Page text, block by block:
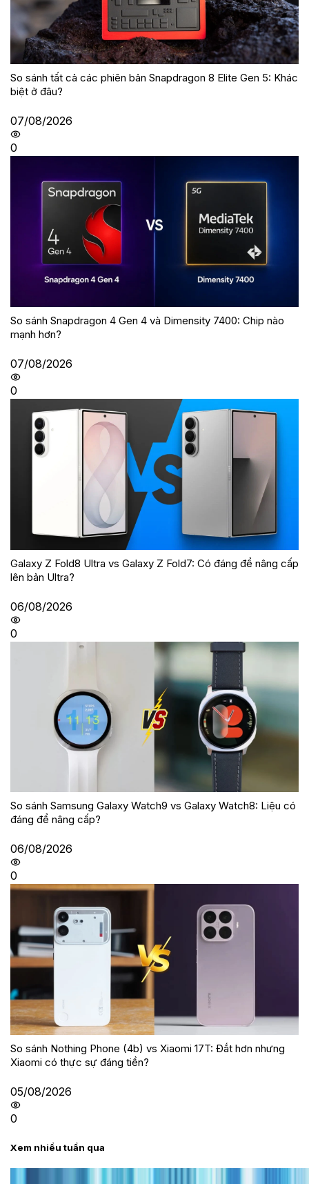
So sánh tất cả các phiên bản Snapdragon 8 Elite Gen 5: Khác
biệt ở đâu?
07/08/2026
0
So sánh Snapdragon 4 Gen 4 và Dimensity 7400: Chip nào
mạnh hơn?
07/08/2026
0
Galaxy Z Fold8 Ultra vs Galaxy Z Fold7: Có đáng để nâng cấp
lên bản Ultra?
06/08/2026
0
So sánh Samsung Galaxy Watch9 vs Galaxy Watch8: Liệu có
đáng để nâng cấp?
06/08/2026
0
So sánh Nothing Phone (4b) vs Xiaomi 17T: Đắt hơn nhưng
Xiaomi có thực sự đáng tiền?
05/08/2026
0
Xem nhiều tuần qua